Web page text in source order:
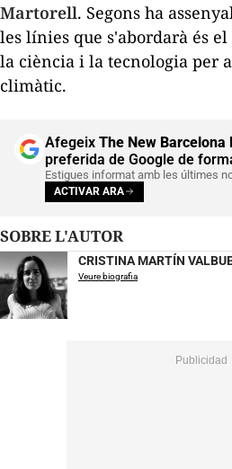
Martorell. Segons ha
les línies que s'abordarà és
la ciència i la tecnologia per
climàtic.
Afegeix The New Barcelona
preferida de Google de
Estigues informat amb les últimes
ACTIVAR ARA
SOBRE L'AUTOR
CRISTINA MARTÍN
Veure biografia